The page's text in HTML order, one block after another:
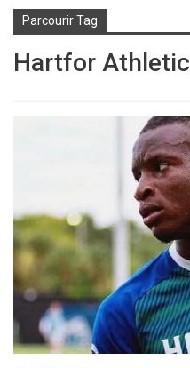
Parcourir Tag
Hartfor Athletic